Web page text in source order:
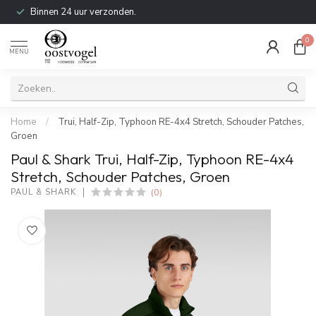
Binnen 24 uur verzonden.
MENU
0
Home /
Trui, Half-Zip, Typhoon RE-4x4 Stretch, Schouder Patches,
Groen
Paul & Shark Trui, Half-Zip, Typhoon RE-4x4
Stretch, Schouder Patches, Groen
PAUL & SHARK (0)